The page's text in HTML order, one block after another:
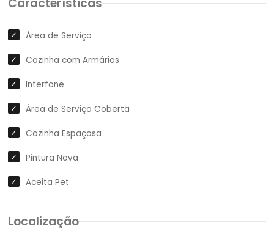
Características
Área de Serviço
Cozinha com Armários
Interfone
Área de Serviço Coberta
Cozinha Espaçosa
Pintura Nova
Aceita Pet
Localização